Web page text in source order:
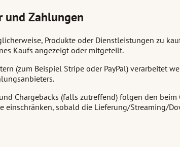
und Zahlungen
Produkte oder Dienstleistungen zu
Kaufs angezeigt oder mitgeteilt.
(zum Beispiel Stripe oder PayPal) verarbeitet
Chargebacks (falls zutreffend) folgen den
einschränken, sobald die Lieferung/Streaming/